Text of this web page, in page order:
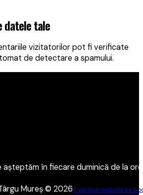
datele tale
vizitatorilor pot fi verificate
de detectare a spamului.
așteptăm în fiecare duminică de la
Mureș © 2026A vertical website by